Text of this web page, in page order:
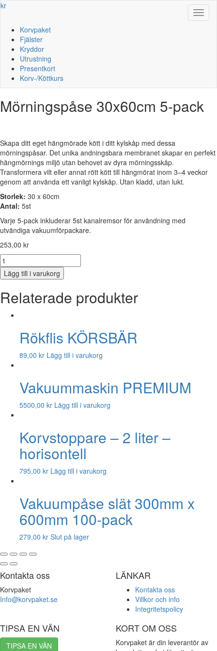
kr
Korvpaket
Fjälster
Kryddor
Utrustning
Presentkort
Korv-/Köttkurs
Mörningspåse 30x60cm 5-pack
Skapa ditt eget hängmörade kött i ditt kylskåp med dessa
mörningspåsar. Det unika andningsbara membranet skapar en perfekt
hängmörnings miljö utan behovet av dyra mörningsskåp.
Transformera vilt eller annat rött kött till hängmörat inom 3–4 veckor
genom att använda ett vanligt kylskåp. Utan kladd, utan lukt.
Storlek: 30 x 60cm
Antal: 5st
Varje 5-pack inkluderar 5st kanalremsor för användning med
utvändiga vakuumförpackare.
253,00 kr
Mörningspåse
30x60cm
5-
mängd
Lägg till i varukorg
Relaterade produkter
Rökflis KÖRSBÄR
89,00 kr Lägg till i varukorg
Vakuummaskin PREMIUM
5500,00 kr Lägg till i varukorg
Korvstoppare – 2 liter –
horisontell
795,00 kr Lägg till i varukorg
Vakuumpåse slät 300mm x
600mm 100-pack
279,00 kr Slut på lager
Kontakta oss
Korvpaket
Info@korvpaket.se
LÄNKAR
Kontakta oss
Villkor och info
Integritetspolicy
TIPSA EN VÄN
TIPSA EN VÄN
KORT OM OSS
Korvpaket är din leverantör av